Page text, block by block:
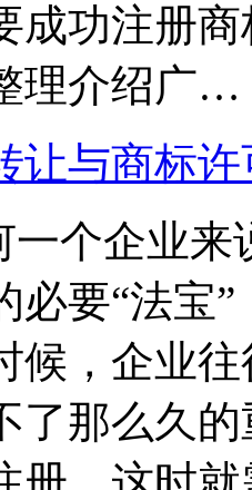
成功注册
理介绍广…
让与商标
一个企业
必要“法宝
候，企业
了那么久